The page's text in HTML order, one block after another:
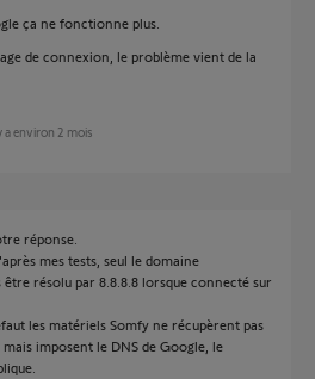
ça ne fonctionne plus.
de connexion, le problème vient de la
a environ 2 mois
réponse.
mes tests, seul le domaine
résolu par 8.8.8.8 lorsque connecté sur
les matériels Somfy ne récupèrent pas
mais imposent le DNS de Google, le